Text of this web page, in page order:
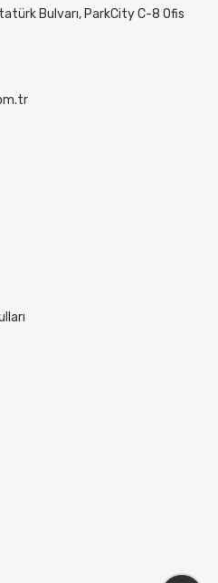
Bulvarı, ParkCity C-8 Ofis